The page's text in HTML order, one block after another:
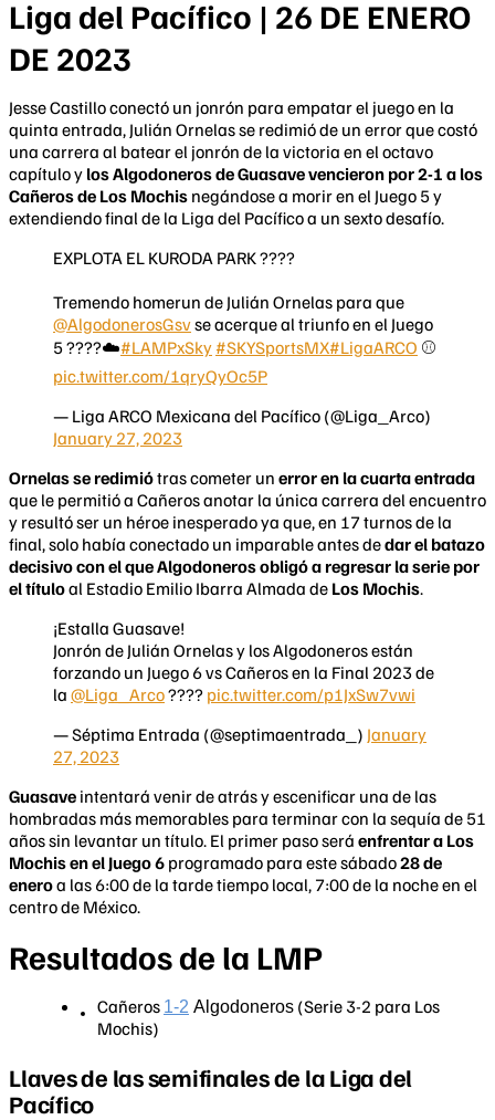
Liga del Pacífico | 26 DE ENERO
DE 2023
Jesse Castillo conectó un jonrón para empatar el juego en la
quinta entrada, Julián Ornelas se redimió de un error que costó
una carrera al batear el jonrón de la victoria en el octavo
capítulo y los Algodoneros de Guasave vencieron por 2-1 a los
Cañeros de Los Mochis negándose a morir en el Juego 5 y
extendiendo final de la Liga del Pacífico a un sexto desafío.
EXPLOTA EL KURODA PARK ????
Tremendo homerun de Julián Ornelas para que
@AlgodonerosGsvse acerque al triunfo en el Juego
5 ????☁️#LAMPxSky #SKYSportsMX#LigaARCO ⚾️
pic.twitter.com/1qryQyOc5P
— Liga ARCO Mexicana del Pacífico (@Liga_Arco)
January 27, 2023
Ornelas se redimiótras cometer un error en la cuarta entrada
que le permitió a Cañeros anotar la única carrera del encuentro
y resultó ser un héroe inesperado ya que, en 17 turnos de la
final, solo había conectado un imparable antes dedar el batazo
decisivo con el que Algodoneros obligó a regresar la serie por
el títuloal Estadio Emilio Ibarra Almada de Los Mochis.
¡Estalla Guasave!
Jonrón de Julián Ornelas y los Algodoneros están
forzando un Juego 6 vs Cañeros en la Final 2023 de
la @Liga_Arco???? pic.twitter.com/p1JxSw7vwi
— Séptima Entrada (@septimaentrada_) January
27, 2023
Guasave intentará venir de atrás y escenificar una de las
hombradas más memorables para terminar con la sequía de 51
años sin levantar un título. El primer paso será enfrentar a Los
Mochis en el Juego 6 programado para este sábado28 de
eneroa las 6:00 de la tarde tiempo local, 7:00 de la noche en el
centro de México.
Resultados de la LMP
Cañeros 1-2 Algodoneros (Serie 3-2 para Los
Mochis)
Llaves de las semifinales de la Liga del
Pacífico